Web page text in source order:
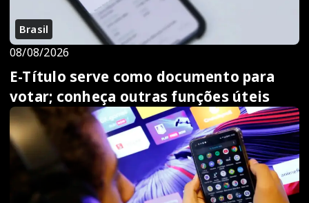
Brasil
08/08/2026
E-Título serve como documento para
votar; conheça outras funções úteis